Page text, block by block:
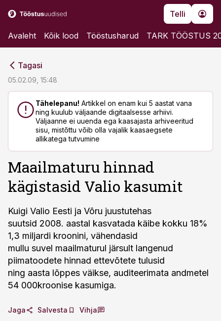
Telli
Avaleht Kõik lood Tööstusharud TARK TÖÖSTUS
Tagasi
05.02.09, 15:48
Tähelepanu! Artikkel on enam kui 5 aastat vana
ning kuulub väljaande digitaalsesse arhiivi.
Väljaanne ei uuenda ega kaasajasta arhiveeritud
sisu, mistõttu võib olla vajalik kaasaegsete
allikatega tutvumine
Maailmaturu hinnad
kägistasid Valio kasumit
Kuigi Valio Eesti ja Võru juustutehas
suutsid 2008. aastal kasvatada käibe kokku 18%
1,3 miljardi kroonini, vähendasid
mullu suvel maailmaturul järsult langenud
piimatoodete hinnad ettevõtete tulusid
ning aasta lõppes väikse, auditeerimata andmetel
54 000kroonise kasumiga.
Jaga Salvesta Vihja